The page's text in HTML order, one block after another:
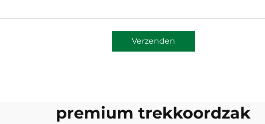
Verzenden
premium trekkoordzak